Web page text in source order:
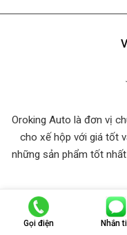
Oroking Auto là đơn vị
cho xế hộp với giá tốt
những sản phẩm tốt nhất
Gọi điện Nhắn